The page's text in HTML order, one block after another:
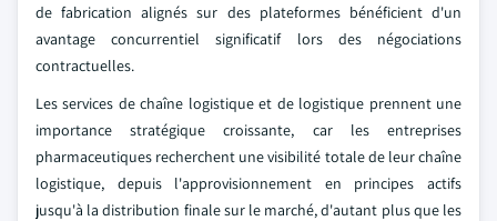
de fabrication alignés sur des plateformes bénéficient d'un
avantage concurrentiel significatif lors des négociations
contractuelles.
Les services de chaîne logistique et de logistique prennent une
importance stratégique croissante, car les entreprises
pharmaceutiques recherchent une visibilité totale de leur chaîne
logistique, depuis l'approvisionnement en principes actifs
jusqu'à la distribution finale sur le marché, d'autant plus que les